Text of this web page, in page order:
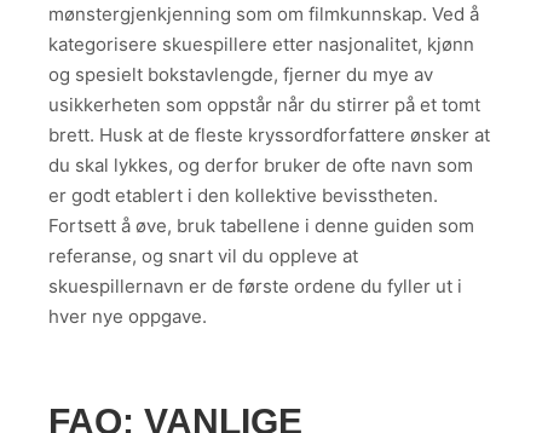
mønstergjenkjenning som om filmkunnskap. Ved å
kategorisere skuespillere etter nasjonalitet, kjønn
og spesielt bokstavlengde, fjerner du mye av
usikkerheten som oppstår når du stirrer på et tomt
brett. Husk at de fleste kryssordforfattere ønsker at
du skal lykkes, og derfor bruker de ofte navn som
er godt etablert i den kollektive bevisstheten.
Fortsett å øve, bruk tabellene i denne guiden som
referanse, og snart vil du oppleve at
skuespillernavn er de første ordene du fyller ut i
hver nye oppgave.
FAQ: VANLIGE